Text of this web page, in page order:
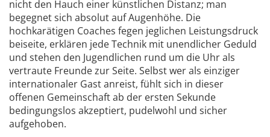
nicht den Hauch einer künstlichen Distanz; man
begegnet sich absolut auf Augenhöhe. Die
hochkarätigen Coaches fegen jeglichen Leistungsdruck
beiseite, erklären jede Technik mit unendlicher Geduld
und stehen den Jugendlichen rund um die Uhr als
vertraute Freunde zur Seite. Selbst wer als einziger
internationaler Gast anreist, fühlt sich in dieser
offenen Gemeinschaft ab der ersten Sekunde
bedingungslos akzeptiert, pudelwohl und sicher
aufgehoben.